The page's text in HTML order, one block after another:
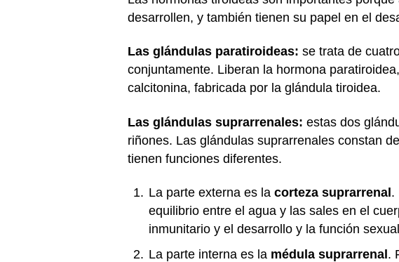
desarrollen, y también tienen su papel en el
Las glándulas paratiroideas: se trata de
conjuntamente. Liberan la hormona
calcitonina, fabricada por la glándula tiroidea.
Las glándulas suprarrenales: estas dos
riñones. Las glándulas suprarrenales constan
tienen funciones diferentes.
La parte externa es la corteza suprarrenal .
equilibrio entre el agua y las sales en el
inmunitario y el desarrollo y la función
La parte interna es la médula suprarrenal .